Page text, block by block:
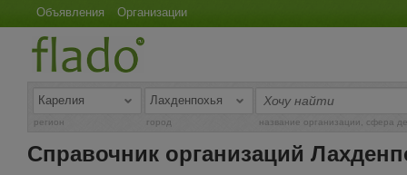
Объявления Организации
регион город название организации, сфера
Справочник организаций